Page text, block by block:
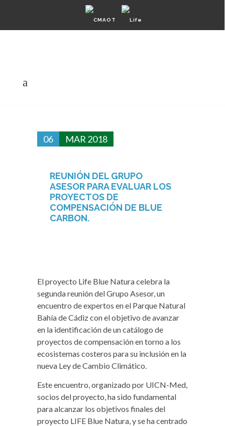
06 MAR 2018
REUNIÓN DEL GRUPO
ASESOR PARA EVALUAR LOS
PROYECTOS DE
COMPENSACIÓN DE BLUE
CARBON.
El proyecto Life Blue Natura celebra la
segunda reunión del Grupo Asesor, un
encuentro de expertos en el Parque Natural
Bahía de Cádiz con el objetivo de avanzar
en la identificación de un catálogo de
proyectos de compensación en torno a los
ecosistemas costeros para su inclusión en la
nueva Ley de Cambio Climático.
Este encuentro, organizado por UICN-Med,
socios del proyecto, ha sido fundamental
para alcanzar los objetivos finales del
proyecto LIFE Blue Natura, y se ha centrado